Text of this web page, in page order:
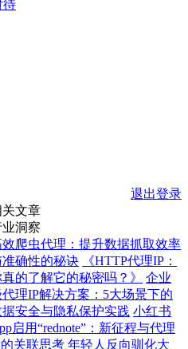
待
退出登录
关文章
业洞察
效爬虫代理：提升数据抓取效率
准确性的秘诀
《HTTP代理IP：
的了解它的秘密吗？》
企业
代理IP解决方案：5大场景下的
据安全与隐私保护实践 小红书
启用“rednote”：新征程与代理
关联思考 年轻人反向驯化大